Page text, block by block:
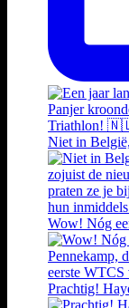
Niet in
Wow! Nóg
Prachtig!